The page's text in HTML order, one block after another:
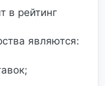
в рейтинг
являются: